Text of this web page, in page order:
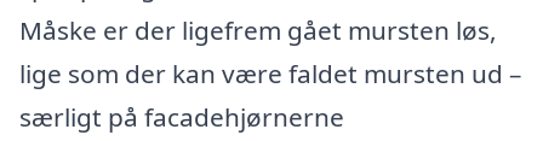
Måske er der ligefrem gået mursten løs,
lige som der kan være faldet mursten ud –
særligt på facadehjørnerne